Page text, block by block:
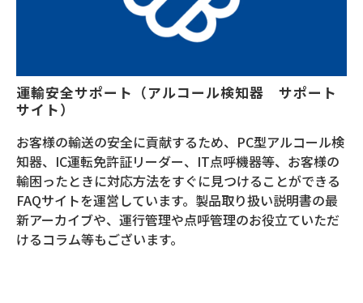
運輸安全サポート（アルコール検知器　サポート
サイト）
お客様の輸送の安全に貢献するため、PC型アルコール検
知器、IC運転免許証リーダー、IT点呼機器等、お客様の
輸困ったときに対応方法をすぐに見つけることができる
FAQサイトを運営しています。製品取り扱い説明書の最
新アーカイブや、運行管理や点呼管理のお役立ていただ
けるコラム等もございます。